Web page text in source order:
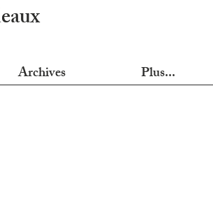
Archives Plus...